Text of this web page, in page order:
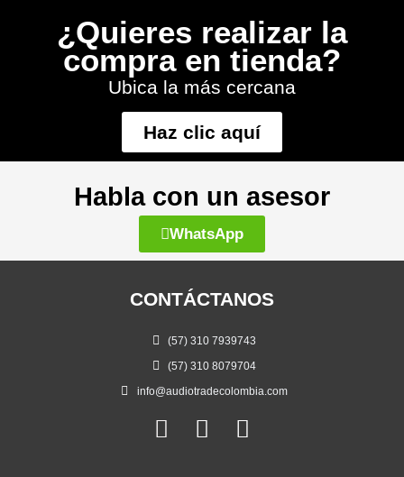
¿Quieres realizar la
compra en tienda?
Ubica la más cercana
Haz clic aquí
Habla con un asesor
WhatsApp
CONTÁCTANOS
(57) 310 7939743
(57) 310 8079704
info@audiotradecolombia.com
F I W